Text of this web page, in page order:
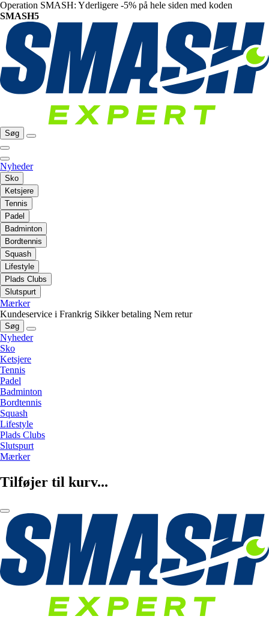
Operation SMASH: Yderligere -5% på hele siden med koden
SMASH5
Søg
Nyheder
Sko
Ketsjere
Tennis
Padel
Badminton
Bordtennis
Squash
Lifestyle
Plads Clubs
Slutspurt
Mærker
Kundeservice i Frankrig Sikker betaling Nem retur
Søg
Nyheder
Sko
Ketsjere
Tennis
Padel
Badminton
Bordtennis
Squash
Lifestyle
Plads Clubs
Slutspurt
Mærker
Tilføjer til kurv...